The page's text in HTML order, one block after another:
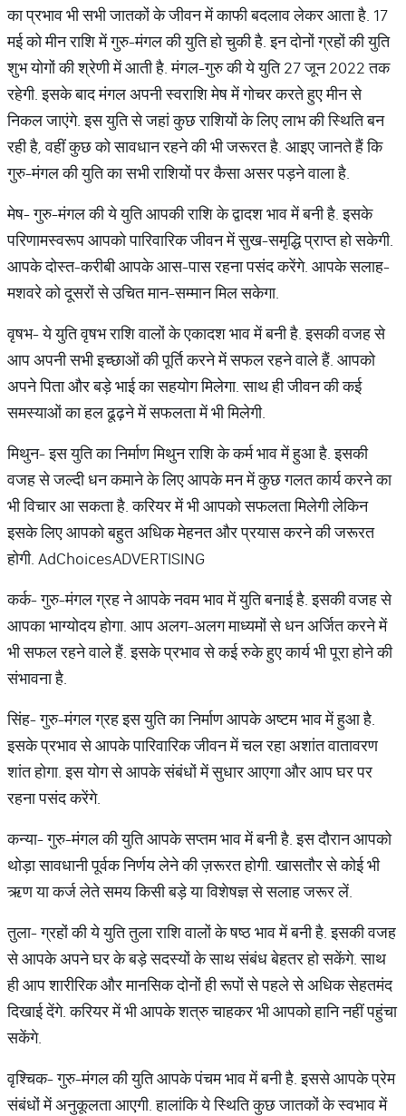
का प्रभाव भी सभी जातकों के जीवन में काफी बदलाव लेकर आता है. 17
मई को मीन राशि में गुरु-मंगल की युति हो चुकी है. इन दोनों ग्रहों की युति
शुभ योगों की श्रेणी में आती है. मंगल-गुरु की ये युति 27 जून 2022 तक
रहेगी. इसके बाद मंगल अपनी स्वराशि मेष में गोचर करते हुए मीन से
निकल जाएंगे. इस युति से जहां कुछ राशियों के लिए लाभ की स्थिति बन
रही है, वहीं कुछ को सावधान रहने की भी जरूरत है. आइए जानते हैं कि
गुरु-मंगल की युति का सभी राशियों पर कैसा असर पड़ने वाला है.
मेष- गुरु-मंगल की ये युति आपकी राशि के द्वादश भाव में बनी है. इसके
परिणामस्वरूप आपको पारिवारिक जीवन में सुख-समृद्धि प्राप्त हो सकेगी.
आपके दोस्त-करीबी आपके आस-पास रहना पसंद करेंगे. आपके सलाह-
मशवरे को दूसरों से उचित मान-सम्मान मिल सकेगा.
वृषभ- ये युति वृषभ राशि वालों के एकादश भाव में बनी है. इसकी वजह से
आप अपनी सभी इच्छाओं की पूर्ति करने में सफल रहने वाले हैं. आपको
अपने पिता और बड़े भाई का सहयोग मिलेगा. साथ ही जीवन की कई
समस्याओं का हल ढूढ़ने में सफलता में भी मिलेगी.
मिथुन- इस युति का निर्माण मिथुन राशि के कर्म भाव में हुआ है. इसकी
वजह से जल्दी धन कमाने के लिए आपके मन में कुछ गलत कार्य करने का
भी विचार आ सकता है. करियर में भी आपको सफलता मिलेगी लेकिन
इसके लिए आपको बहुत अधिक मेहनत और प्रयास करने की जरूरत
होगी. AdChoicesADVERTISING
कर्क- गुरु-मंगल ग्रह ने आपके नवम भाव में युति बनाई है. इसकी वजह से
आपका भाग्योदय होगा. आप अलग-अलग माध्यमों से धन अर्जित करने में
भी सफल रहने वाले हैं. इसके प्रभाव से कई रुके हुए कार्य भी पूरा होने की
संभावना है.
सिंह- गुरु-मंगल ग्रह इस युति का निर्माण आपके अष्टम भाव में हुआ है.
इसके प्रभाव से आपके पारिवारिक जीवन में चल रहा अशांत वातावरण
शांत होगा. इस योग से आपके संबंधों में सुधार आएगा और आप घर पर
रहना पसंद करेंगे.
कन्या- गुरु-मंगल की युति आपके सप्तम भाव में बनी है. इस दौरान आपको
थोड़ा सावधानी पूर्वक निर्णय लेने की ज़रूरत होगी. खासतौर से कोई भी
ऋण या कर्ज लेते समय किसी बड़े या विशेषज्ञ से सलाह जरूर लें.
तुला- ग्रहों की ये युति तुला राशि वालों के षष्ठ भाव में बनी है. इसकी वजह
से आपके अपने घर के बड़े सदस्यों के साथ संबंध बेहतर हो सकेंगे. साथ
ही आप शारीरिक और मानसिक दोनों ही रूपों से पहले से अधिक सेहतमंद
दिखाई देंगे. करियर में भी आपके शत्रु चाहकर भी आपको हानि नहीं पहुंचा
सकेंगे.
वृश्चिक- गुरु-मंगल की युति आपके पंचम भाव में बनी है. इससे आपके प्रेम
संबंधों में अनुकूलता आएगी. हालांकि ये स्थिति कुछ जातकों के स्वभाव में